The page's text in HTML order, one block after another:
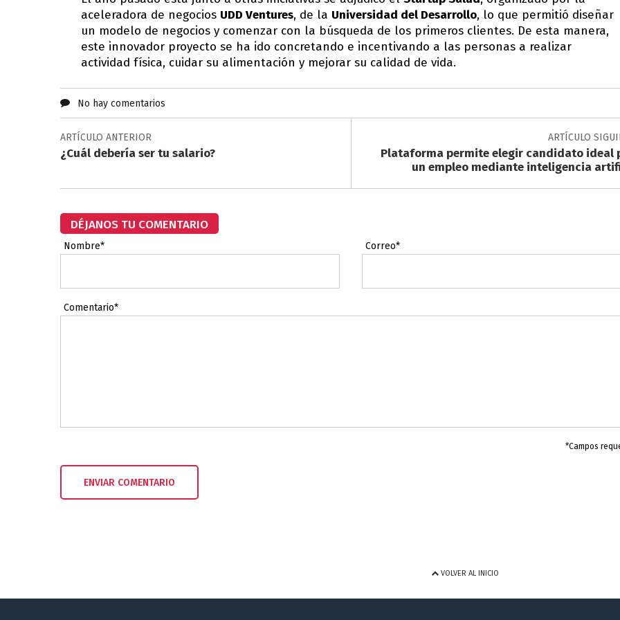
aceleradora de negocios UDD Ventures, de la Universidad del Desarrollo, lo que permitió diseñar
un modelo de negocios y comenzar con la búsqueda de los primeros clientes. De esta manera,
este innovador proyecto se ha ido concretando e incentivando a las personas a realizar
actividad física, cuidar su alimentación y mejorar su calidad de vida.
No hay comentarios
ARTÍCULO ANTERIOR
¿Cuál debería ser tu salario?
ARTÍCULO
Plataforma permite elegir candidato ideal
un empleo mediante inteligencia
DÉJANOS TU COMENTARIO
Nombre* Correo*
Comentario*
*Campos
VOLVER AL INICIO